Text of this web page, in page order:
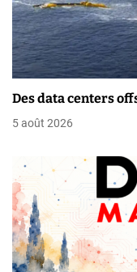
i
o
n
d
’
a
r
Des data centers
5 août 2026